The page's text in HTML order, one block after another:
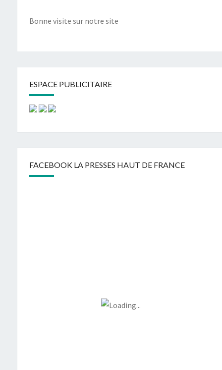
Bonne visite sur notre site
ESPACE PUBLICITAIRE
FACEBOOK LA PRESSES HAUT DE FRANCE